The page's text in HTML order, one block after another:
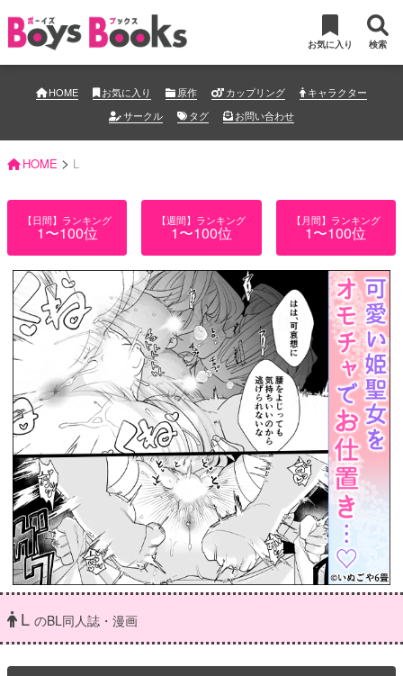
お気に入り 検索
HOME お気に入り 原作 カップリング
キャラクター
サークル
タグ お問い合わせ
HOME > L
【日間】ランキング
1〜100位
【週間】ランキング
1〜100位
【月間】ランキング
1〜100位
L のBL同人誌・漫画